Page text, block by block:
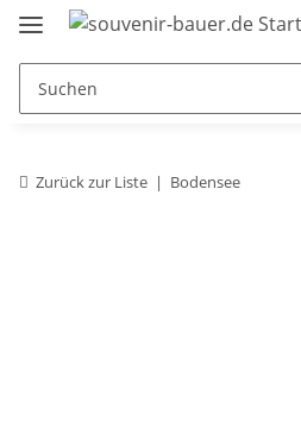
Zurück zur Liste Bodensee